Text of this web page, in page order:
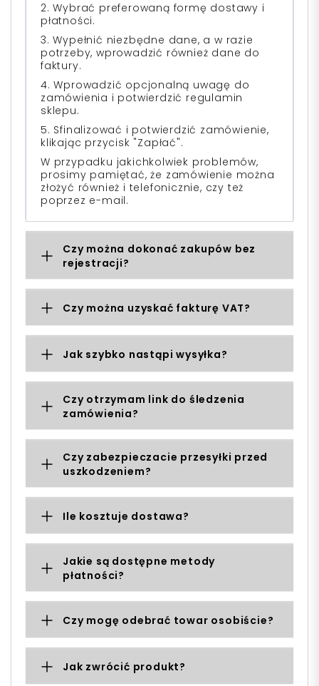
2. Wybrać preferowaną formę dostawy i
płatności.
3. Wypełnić niezbędne dane, a w razie
potrzeby, wprowadzić również dane do
faktury.
4. Wprowadzić opcjonalną uwagę do
zamówienia i potwierdzić regulamin
sklepu.
5. Sfinalizować i potwierdzić zamówienie,
klikając przycisk "Zapłać".
W przypadku jakichkolwiek problemów,
prosimy pamiętać, że zamówienie można
złożyć również i telefonicznie, czy też
poprzez e-mail.
Czy można dokonać zakupów bez
rejestracji?
Czy można uzyskać fakturę VAT?
Jak szybko nastąpi wysyłka?
Czy otrzymam link do śledzenia
zamówienia?
Czy zabezpieczacie przesyłki przed
uszkodzeniem?
Ile kosztuje dostawa?
Jakie są dostępne metody
płatności?
Czy mogę odebrać towar osobiście?
Jak zwrócić produkt?